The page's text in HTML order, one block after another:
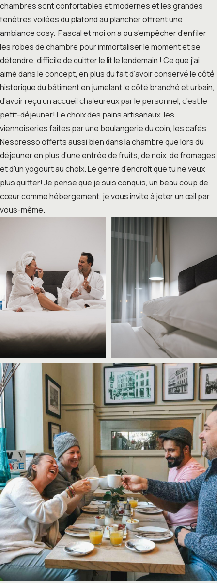
chambres sont confortables et modernes et les grandes
fenêtres voilées du plafond au plancher offrent une
ambiance cosy. Pascal et moi on a pu s’empêcher d’enfiler
les robes de chambre pour immortaliser le moment et se
détendre, difficile de quitter le lit le lendemain ! Ce que j’ai
aimé dans le concept, en plus du fait d’avoir conservé le côté
historique du bâtiment en jumelant le côté branché et urbain,
d’avoir reçu un accueil chaleureux par le personnel, c’est le
petit-déjeuner! Le choix des pains artisanaux, les
viennoiseries faites par une boulangerie du coin, les cafés
Nespresso offerts aussi bien dans la chambre que lors du
déjeuner en plus d’une entrée de fruits, de noix, de fromages
et d’un yogourt au choix. Le genre d’endroit que tu ne veux
plus quitter! Je pense que je suis conquis, un beau coup de
cœur comme hébergement, je vous invite à jeter un œil par
vous-même.